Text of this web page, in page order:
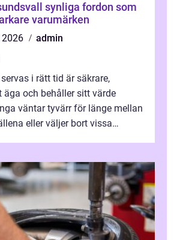
fordon som
varumärken
admin
i rätt tid är säkrare,
äga och behåller sitt värde
väntar tyvärr för länge mellan
eller väljer bort vissa